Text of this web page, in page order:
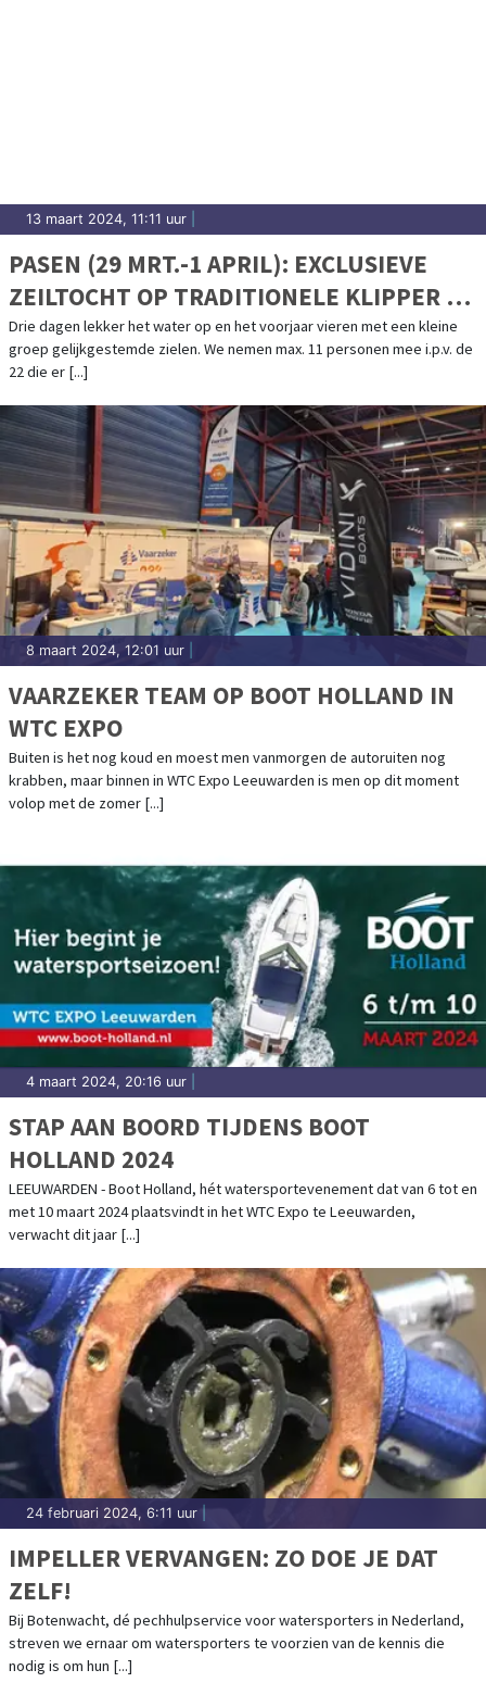
13 maart 2024, 11:11 uur
PASEN (29 MRT.-1 APRIL): EXCLUSIEVE
ZEILTOCHT OP TRADITIONELE KLIPPER DE
" VRIENDENTROUW".
Drie dagen lekker het water op en het voorjaar vieren met een kleine
groep gelijkgestemde zielen. We nemen max. 11 personen mee i.p.v. de
22 die er [...]
8 maart 2024, 12:01 uur
VAARZEKER TEAM OP BOOT HOLLAND IN
WTC EXPO
Buiten is het nog koud en moest men vanmorgen de autoruiten nog
krabben, maar binnen in WTC Expo Leeuwarden is men op dit moment
volop met de zomer [...]
4 maart 2024, 20:16 uur
STAP AAN BOORD TIJDENS BOOT
HOLLAND 2024
LEEUWARDEN - Boot Holland, hét watersportevenement dat van 6 tot en
met 10 maart 2024 plaatsvindt in het WTC Expo te Leeuwarden,
verwacht dit jaar [...]
24 februari 2024, 6:11 uur
IMPELLER VERVANGEN: ZO DOE JE DAT
ZELF!
Bij Botenwacht, dé pechhulpservice voor watersporters in Nederland,
streven we ernaar om watersporters te voorzien van de kennis die
nodig is om hun [...]